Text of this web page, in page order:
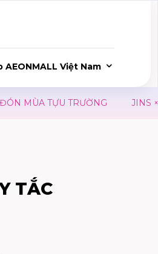
AEONMALL Việt Nam
TỰU TRƯỜNG JINS × THE
TẮC